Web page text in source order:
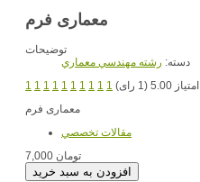
معماری فرم
توضیحات
دسته: رشته مهندسي معماري
1 1 1 1 1 1 1 1 1 1
امتیاز 5.00 (1 رای)
مقالات تخصصي
7,000 تومان